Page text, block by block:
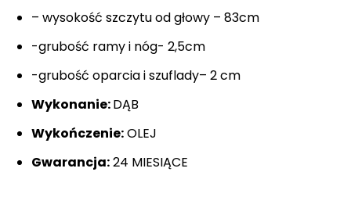
– wysokość szczytu od głowy – 83cm
-grubość ramy i nóg- 2,5cm
-grubość oparcia i szuflady– 2 cm
Wykonanie:DĄB
Wykończenie:OLEJ
Gwarancja:24 MIESIĄCE